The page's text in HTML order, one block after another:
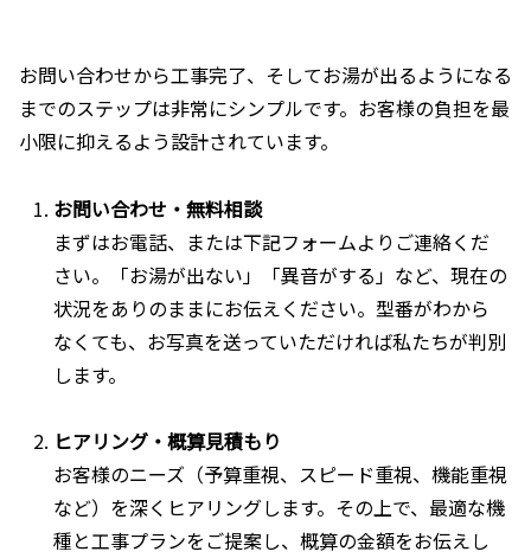
お問い合わせから工事完了、そしてお湯が出るようになる
までのステップは非常にシンプルです。お客様の負担を最
小限に抑えるよう設計されています。
お問い合わせ・無料相談
まずはお電話、または下記フォームよりご連絡くだ
さい。「お湯が出ない」「異音がする」など、現在の
状況をありのままにお伝えください。型番がわから
なくても、お写真を送っていただければ私たちが判別
します。
ヒアリング・概算見積もり
お客様のニーズ（予算重視、スピード重視、機能重視
など）を深くヒアリングします。その上で、最適な機
種と工事プランをご提案し、概算の金額をお伝えし